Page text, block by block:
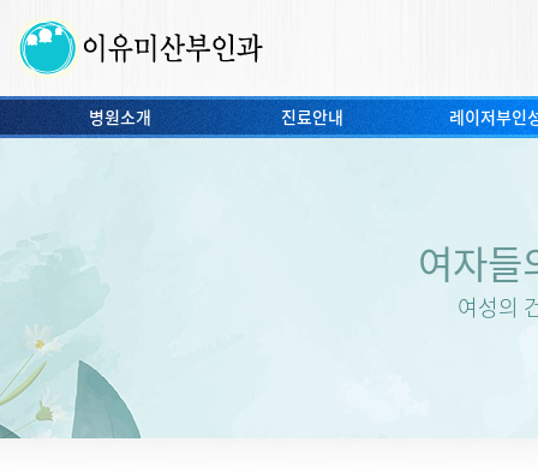
병원소개 진료안내 레이저부인
여자들
여성의